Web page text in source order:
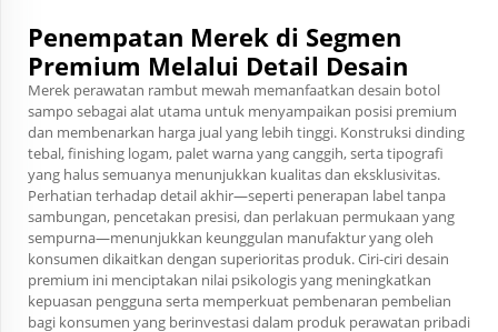
Penempatan Merek di Segmen
Premium Melalui Detail Desain
Merek perawatan rambut mewah memanfaatkan desain botol
sampo sebagai alat utama untuk menyampaikan posisi premium
dan membenarkan harga jual yang lebih tinggi. Konstruksi dinding
tebal, finishing logam, palet warna yang canggih, serta tipografi
yang halus semuanya menunjukkan kualitas dan eksklusivitas.
Perhatian terhadap detail akhir—seperti penerapan label tanpa
sambungan, pencetakan presisi, dan perlakuan permukaan yang
sempurna—menunjukkan keunggulan manufaktur yang oleh
konsumen dikaitkan dengan superioritas produk. Ciri-ciri desain
premium ini menciptakan nilai psikologis yang meningkatkan
kepuasan pengguna serta memperkuat pembenaran pembelian
bagi konsumen yang berinvestasi dalam produk perawatan pribadi